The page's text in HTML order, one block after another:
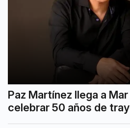
Paz Martínez llega a
celebrar 50 años de